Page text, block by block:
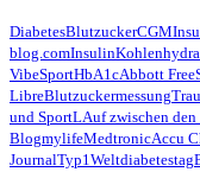
DiabetesBlutzuckerCGM
blog.comInsulin
VibeSportHbA1cAbbott
LibreBlutzuckermessung
und SportLAuf zwischen den
BlogmylifeMedtronicAccu
JournalTyp1Weltdiabetestag